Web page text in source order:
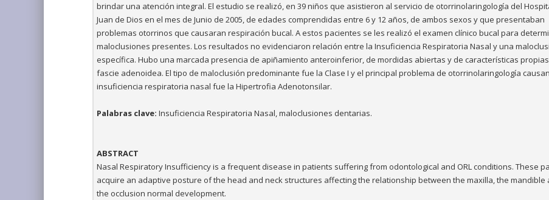
brindar una atención integral. El estudio se realizó, en 39 niños que asistieron al servicio de otorrinolaringología del
Juan de Dios en el mes de Junio de 2005, de edades comprendidas entre 6 y 12 años, de ambos sexos y que presentaban
problemas otorrinos que causaran respiración bucal. A estos pacientes se les realizó el examen clínico bucal para
maloclusiones presentes. Los resultados no evidenciaron relación entre la Insuficiencia Respiratoria Nasal y una
específica. Hubo una marcada presencia de apiñamiento anteroinferior, de mordidas abiertas y de características
fascie adenoidea. El tipo de maloclusión predominante fue la Clase I y el principal problema de otorrinolaringología
insuficiencia respiratoria nasal fue la Hipertrofia Adenotonsilar.
Palabras clave: Insuficiencia Respiratoria Nasal, maloclusiones dentarias.
ABSTRACT
Nasal Respiratory Insufficiency is a frequent disease in patients suffering from odontological and ORL conditions. These
acquire an adaptive posture of the head and neck structures affecting the relationship between the maxilla, the mandible
the occlusion normal development.